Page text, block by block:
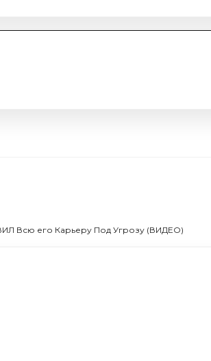
Всю его Карьеру Под Угрозу (ВИДЕО)